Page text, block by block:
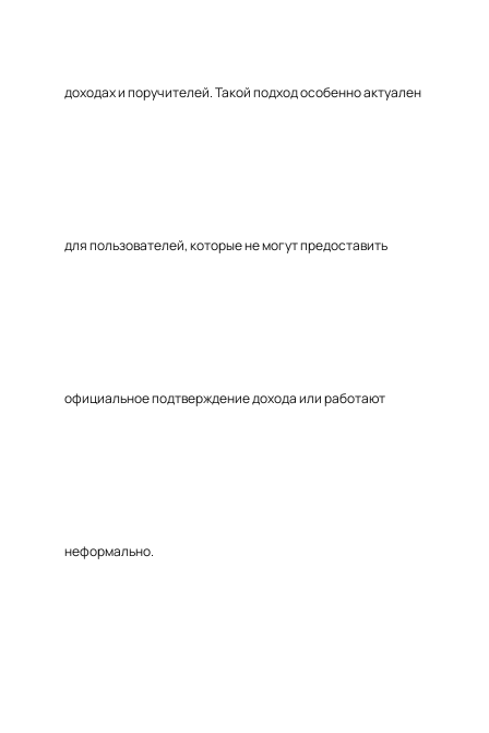
доходах и поручителей. Такой подход особенно актуален
для пользователей, которые не могут предоставить
официальное подтверждение дохода или работают
неформально.